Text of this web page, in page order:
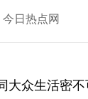
日热点网
大众生活密